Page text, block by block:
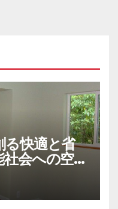
る快適と省
会への空調